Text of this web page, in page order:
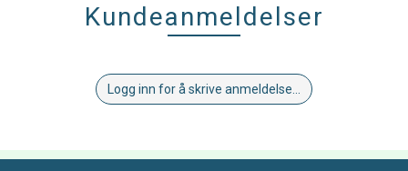
Kundeanmeldelser
Logg inn for å skrive anmeldelse...